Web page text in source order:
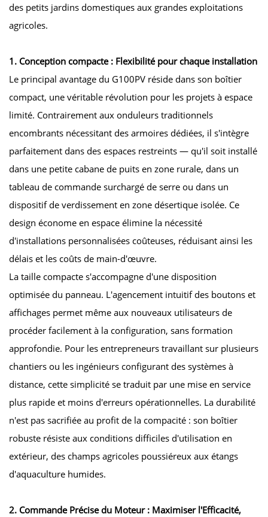
des petits jardins domestiques aux grandes exploitations
agricoles.
1. Conception compacte : Flexibilité pour chaque installation
Le principal avantage du G100PV réside dans son boîtier
compact, une véritable révolution pour les projets à espace
limité. Contrairement aux onduleurs traditionnels
encombrants nécessitant des armoires dédiées, il s'intègre
parfaitement dans des espaces restreints — qu'il soit installé
dans une petite cabane de puits en zone rurale, dans un
tableau de commande surchargé de serre ou dans un
dispositif de verdissement en zone désertique isolée. Ce
design économe en espace élimine la nécessité
d'installations personnalisées coûteuses, réduisant ainsi les
délais et les coûts de main-d'œuvre.
La taille compacte s'accompagne d'une disposition
optimisée du panneau. L'agencement intuitif des boutons et
affichages permet même aux nouveaux utilisateurs de
procéder facilement à la configuration, sans formation
approfondie. Pour les entrepreneurs travaillant sur plusieurs
chantiers ou les ingénieurs configurant des systèmes à
distance, cette simplicité se traduit par une mise en service
plus rapide et moins d'erreurs opérationnelles. La durabilité
n'est pas sacrifiée au profit de la compacité : son boîtier
robuste résiste aux conditions difficiles d'utilisation en
extérieur, des champs agricoles poussiéreux aux étangs
d'aquaculture humides.
2. Commande Précise du Moteur : Maximiser l'Efficacité,